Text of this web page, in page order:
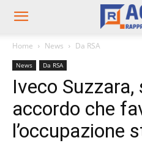
Home News Da RSA
News Da RSA
Iveco
accordo che
l’occupazione